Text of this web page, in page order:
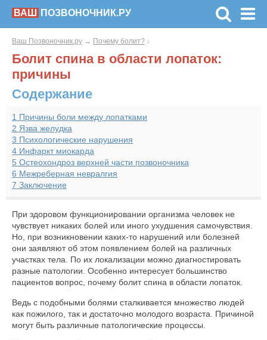
Ваш Позвоночник.ру → Почему болит? ↓
Болит спина в области лопаток:
причины
Содержание
1 Причины боли между лопатками
2 Язва желудка
3 Психологические нарушения
4 Инфаркт миокарда
5 Остеохондроз верхней части позвоночника
6 Межреберная невралгия
7 Заключение
При здоровом функционировании организма человек не
чувствует никаких болей или иного ухудшения самочувствия.
Но, при возникновении каких-то нарушений или болезней
они заявляют об этом появлением болей на различных
участках тела. По их локализации можно диагностировать
разные патологии. Особенно интересует большинство
пациентов вопрос, почему болит спина в области лопаток.
Ведь с подобными болями сталкивается множество людей
как пожилого, так и достаточно молодого возраста. Причиной
могут быть различные патологические процессы.
ВАШ ПОЗВОНОЧНИК.РУ